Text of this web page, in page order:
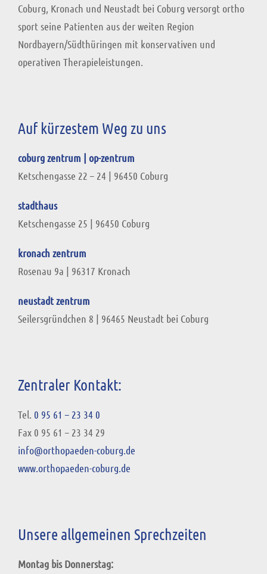
Coburg, Kronach und Neustadt bei Coburg versorgt ortho
sport seine Patienten aus der weiten Region
Nordbayern/Südthüringen mit konservativen und
operativen Therapieleistungen.
Auf kürzestem Weg zu uns
coburg zentrum | op-zentrum
Ketschengasse 22 – 24 | 96450 Coburg
stadthaus
Ketschengasse 25 | 96450 Coburg
kronach zentrum
Rosenau 9a | 96317 Kronach
neustadt zentrum
Seilersgründchen 8 | 96465 Neustadt bei Coburg
Zentraler Kontakt:
Tel. 0 95 61 – 23 34 0
Fax 0 95 61 – 23 34 29
info@orthopaeden-coburg.de
www.orthopaeden-coburg.de
Unsere allgemeinen Sprechzeiten
Montag bis Donnerstag: